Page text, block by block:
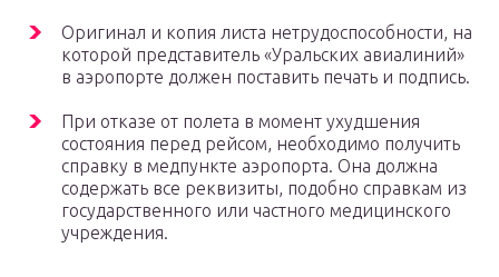
Оригинал и копия листа нетрудоспособности, на
которой представитель «Уральских авиалиний»
в аэропорте должен поставить печать и подпись.
При отказе от полета в момент ухудшения
состояния перед рейсом, необходимо получить
справку в медпункте аэропорта. Она должна
содержать все реквизиты, подобно справкам из
государственного или частного медицинского
учреждения.